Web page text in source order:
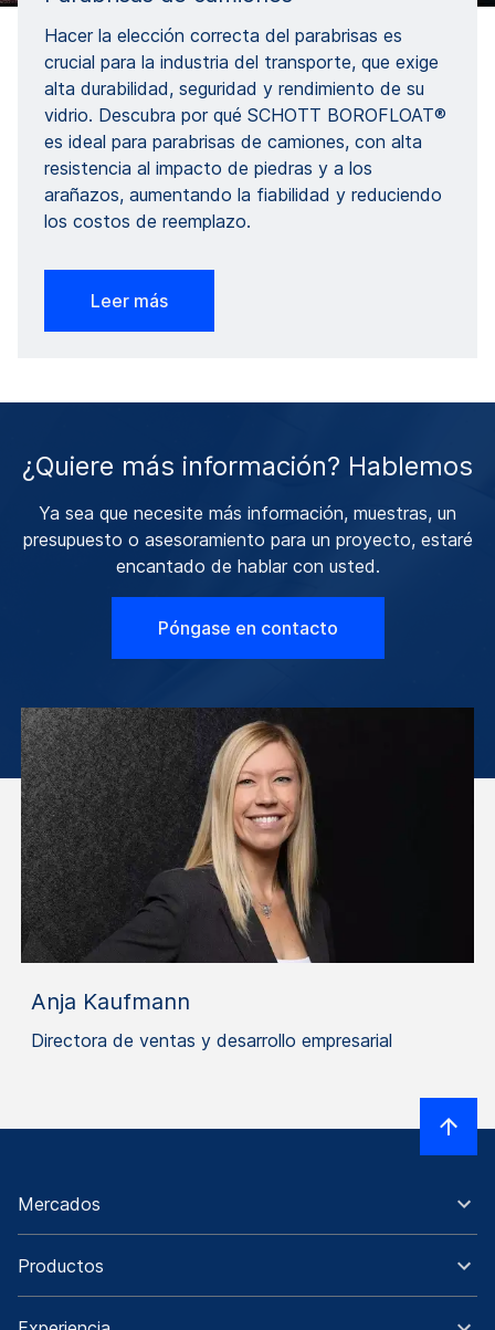
Hacer la elección correcta del parabrisas es
crucial para la industria del transporte, que exige
alta durabilidad, seguridad y rendimiento de su
vidrio. Descubra por qué SCHOTT BOROFLOAT®
es ideal para parabrisas de camiones, con alta
resistencia al impacto de piedras y a los
arañazos, aumentando la fiabilidad y reduciendo
los costos de reemplazo.
Leer más
¿Quiere más información? Hablemos
Ya sea que necesite más información, muestras, un
presupuesto o asesoramiento para un proyecto, estaré
encantado de hablar con usted.
Póngase en contacto
Anja Kaufmann
Directora de ventas y desarrollo empresarial
Mercados
Productos